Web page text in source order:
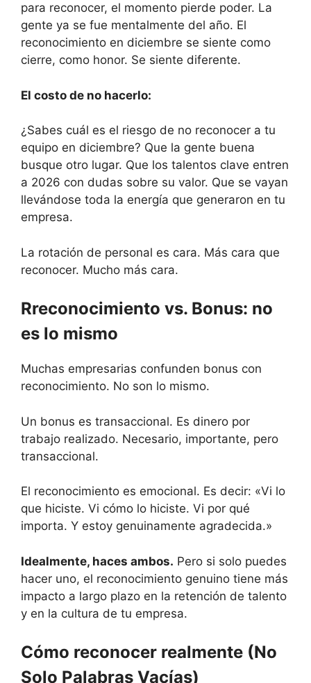
para reconocer, el momento pierde poder. La
gente ya se fue mentalmente del año. El
reconocimiento en diciembre se siente como
cierre, como honor. Se siente diferente.
El costo de no hacerlo:
¿Sabes cuál es el riesgo de no reconocer a tu
equipo en diciembre? Que la gente buena
busque otro lugar. Que los talentos clave entren
a 2026 con dudas sobre su valor. Que se vayan
llevándose toda la energía que generaron en tu
empresa.
La rotación de personal es cara. Más cara que
reconocer. Mucho más cara.
Rreconocimiento vs. Bonus: no
es lo mismo
Muchas empresarias confunden bonus con
reconocimiento. No son lo mismo.
Un bonus es transaccional. Es dinero por
trabajo realizado. Necesario, importante, pero
transaccional.
El reconocimiento es emocional. Es decir: «Vi lo
que hiciste. Vi cómo lo hiciste. Vi por qué
importa. Y estoy genuinamente agradecida.»
Idealmente, haces ambos. Pero si solo puedes
hacer uno, el reconocimiento genuino tiene más
impacto a largo plazo en la retención de talento
y en la cultura de tu empresa.
Cómo reconocer realmente (No
Solo Palabras Vacías)